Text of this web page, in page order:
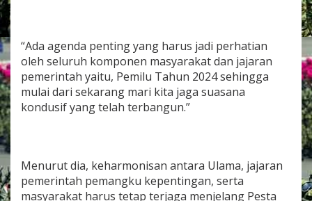
C
i
r
e
b
o
k
S
e
“Ada agenda penting yang harus jadi perhatian
oleh seluruh komponen masyarakat dan jajaran
pemerintah yaitu, Pemilu Tahun 2024 sehingga
mulai dari sekarang mari kita jaga suasana
kondusif yang telah terbangun.”
Menurut dia, keharmonisan antara Ulama, jajaran
pemerintah pemangku kepentingan, serta
masyarakat harus tetap terjaga menjelang Pesta